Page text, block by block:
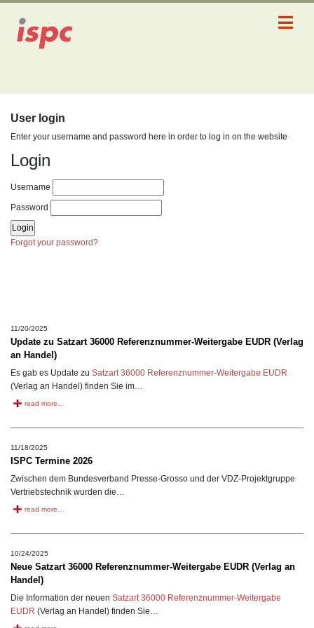
User login
Enter your username and password here in order to log in on the website
Login
Username
Password
Forgot your password?
11/20/2025
Update zu Satzart 36000 Referenznummer-Weitergabe EUDR (Verlag
an Handel)
Es gab es Update zu Satzart 36000 Referenznummer-Weitergabe EUDR
(Verlag an Handel) finden Sie im…
read more…
11/18/2025
ISPC Termine 2026
Zwischen dem Bundesverband Presse-Grosso und der VDZ-Projektgruppe
Vertriebstechnik wurden die…
read more…
10/24/2025
Neue Satzart 36000 Referenznummer-Weitergabe EUDR (Verlag an
Handel)
Die Information der neuen Satzart 36000 Referenznummer-Weitergabe
EUDR (Verlag an Handel) finden Sie…